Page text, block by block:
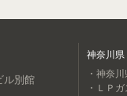
ル別館
神奈川県
・神奈
・ＬＰ